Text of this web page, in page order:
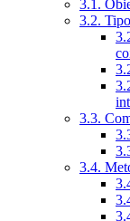
3.1.
3.2.
3.3.
3.4.